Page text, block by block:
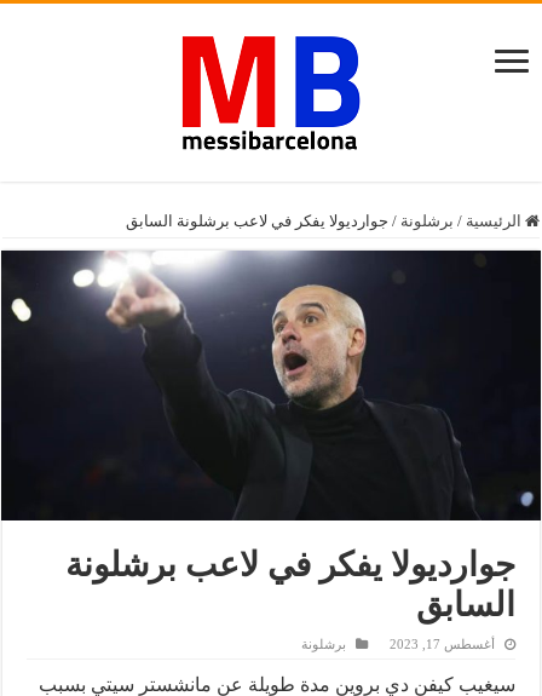
الرئيسية / برشلونة / جوارديولا يفكر في لاعب برشلونة السابق
جوارديولا يفكر في لاعب برشلونة
السابق
أغسطس 17, 2023 برشلونة
سيغيب كيفن دي بروين مدة طويلة عن مانشستر سيتي بسبب